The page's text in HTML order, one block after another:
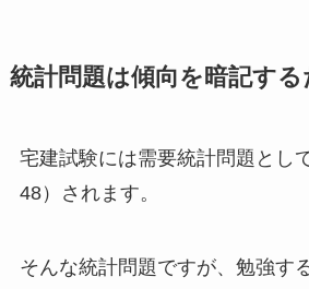
統計問題は傾向を暗記する
宅建試験には需要統計問題とし
48）
されます。
そんな統計問題ですが、勉強す